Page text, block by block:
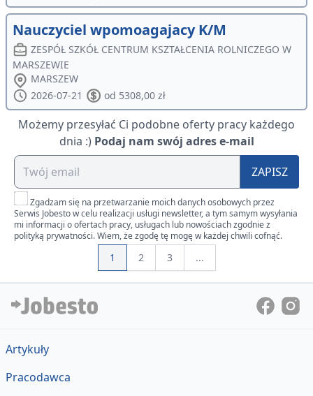
Nauczyciel wpomoagajacy K/M
ZESPÓŁ SZKÓŁ CENTRUM KSZTAŁCENIA ROLNICZEGO W
MARSZEWIE
MARSZEW
2026-07-21
od 5308,00 zł
Możemy przesyłać Ci podobne oferty pracy każdego
dnia :) Podaj nam swój adres e-mail
ZAPISZ
Zgadzam się na przetwarzanie moich danych osobowych przez
Serwis Jobesto w celu realizacji usługi newsletter, a tym samym wysyłania
mi informacji o ofertach pracy, usługach lub nowościach zgodnie z
polityką prywatności. Wiem, że zgodę tę mogę w każdej chwili cofnąć.
1 2 3 ...
Artykuły
Pracodawca